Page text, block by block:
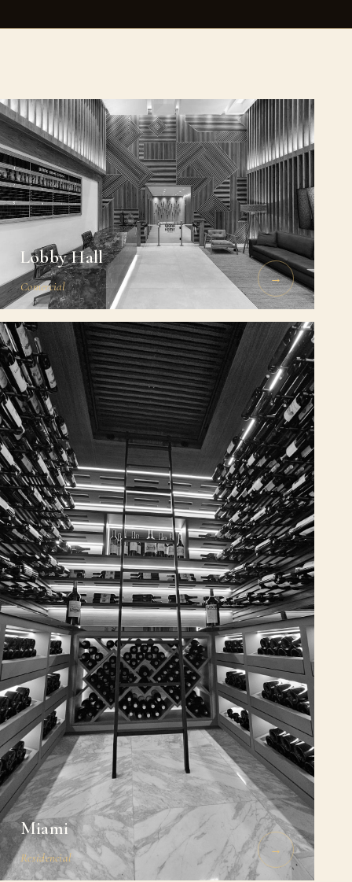
Lobby Hall
Comercial →
Miami
Residencial →